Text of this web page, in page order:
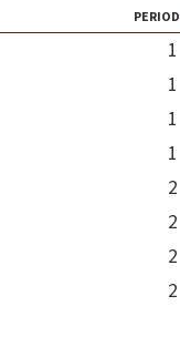
1
1
1
1
2
2
2
2